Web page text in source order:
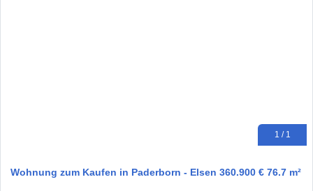
1 / 1
Wohnung zum Kaufen in Paderborn - Elsen 360.900 € 76.7 m²